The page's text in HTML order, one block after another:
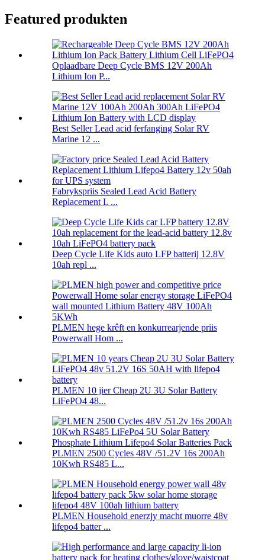
Featured produkten
Oplaadbare Deep Cycle BMS 12V 200Ah
Lithium Ion P...
Best Seller Lead acid ferfanging Solar RV
Marine 12 ...
Fabrykspriis Sealed Lead Acid Battery
Replacement L ...
Deep Cycle Life Kids auto LFP batterij 12.8V
10ah repl ...
PLMEN hege krêft en konkurrearjende priis
Powerwall Hom ...
PLMEN 10 jier Cheap 2U 3U Solar Battery
LiFePO4 48...
PLMEN 2500 Cycles 48V /51.2V 16s 200Ah
10Kwh RS485 L...
PLMEN Household enerzjy macht muorre 48v
lifepo4 batter ...